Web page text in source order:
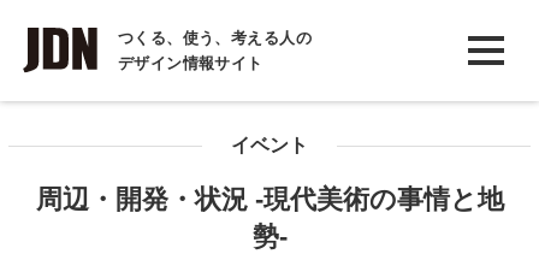
つくる、使う、考える人の
デザイン情報サイト
INTERVIEW
インタビュー
イベント
周辺・開発・状況 -現代美術の事情と地
勢-